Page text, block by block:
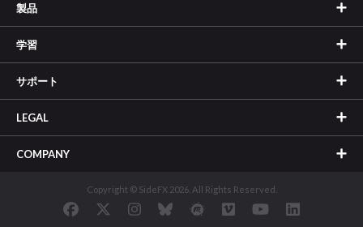
製品
学習
サポート
LEGAL
COMPANY
Copyright © SideFX 2026. All Rights Reserved.